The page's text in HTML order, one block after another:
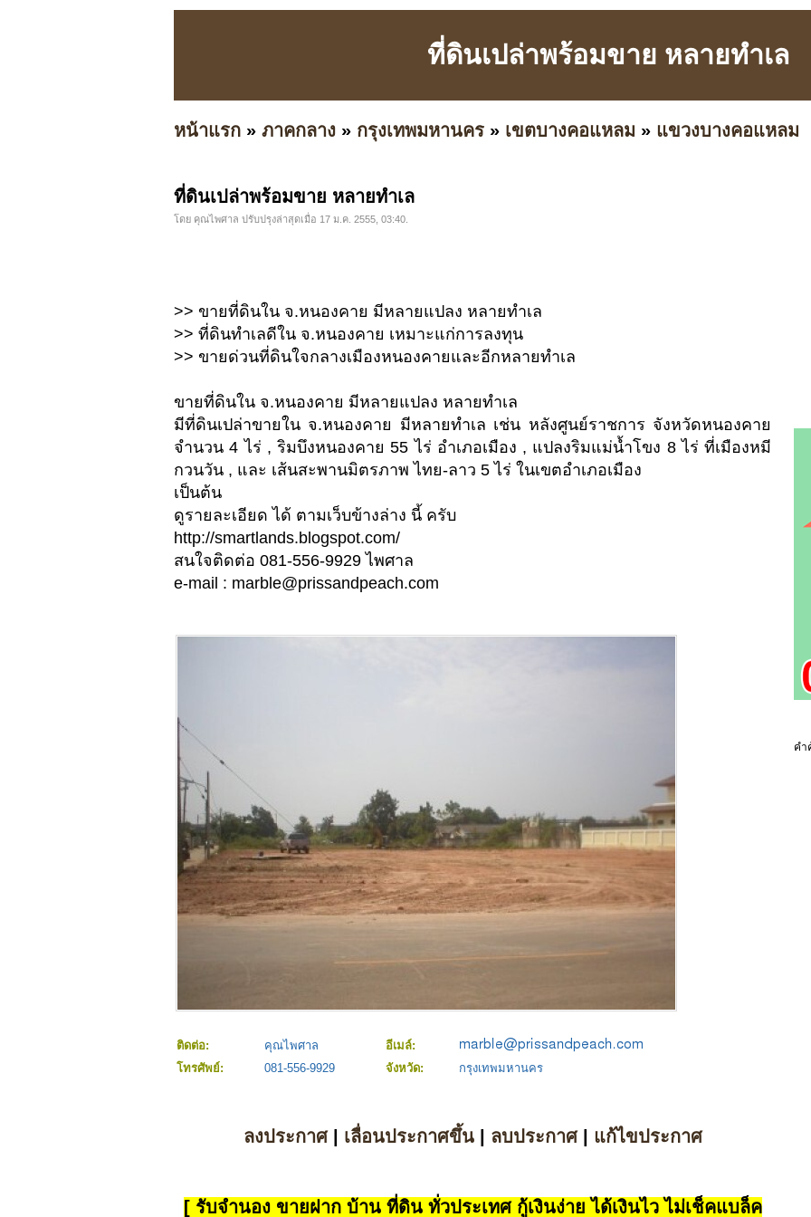
ที่ดินเปล่าพร้อมขาย หลายทำเล
หน้าแรก » ภาคกลาง » กรุงเทพมหานคร » เขตบางคอแหลม » แขวงบางคอแหลม
ที่ดินเปล่าพร้อมขาย หลายทำเล
โดย คุณไพศาล ปรับปรุงล่าสุดเมื่อ 17 ม.ค. 2555, 03:40.
>> ขายที่ดินใน จ.หนองคาย มีหลายแปลง หลายทำเล
>> ที่ดินทำเลดีใน จ.หนองคาย เหมาะแก่การลงทุน
>> ขายด่วนที่ดินใจกลางเมืองหนองคายและอีกหลายทำเล
ขายที่ดินใน จ.หนองคาย มีหลายแปลง หลายทำเล
มีที่ดินเปล่าขายใน จ.หนองคาย มีหลายทำเล เช่น หลังศูนย์ราชการ จังหวัดหนองคาย
จำนวน 4 ไร่ , ริมบึงหนองคาย 55 ไร่ อำเภอเมือง , แปลงริมแม่น้ำโขง 8 ไร่ ที่เมืองหมี
กวนวัน , และ เส้นสะพานมิตรภาพ ไทย-ลาว 5 ไร่ ในเขตอำเภอเมือง
เป็นต้น
ดูรายละเอียด ได้ ตามเว็บข้างล่าง นี้ ครับ
http://smartlands.blogspot.com/
สนใจติดต่อ 081-556-9929 ไพศาล
e-mail : marble@prissandpeach.com
ติดต่อ: คุณไพศาล
อีเมล์:
โทรศัพย์:
081-556-9929 จังหวัด: กรุงเทพมหานคร
ลงประกาศ| เลื่อนประกาศขึ้น| ลบประกาศ| แก้ไขประกาศ
[ รับจำนอง ขายฝาก บ้าน ที่ดิน ทั่วประเทศ กู้เงินง่าย ได้เงินไว ไม่เช็คแบล็ค
คำ